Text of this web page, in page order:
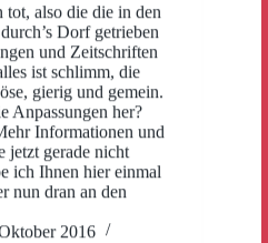
tot, also die die in den
Dorf getrieben
und Zeitschriften
ist schlimm, die
gierig und gemein.
Anpassungen her?
Informationen und
jetzt gerade nicht
ich Ihnen hier einmal
nun dran an den
2016